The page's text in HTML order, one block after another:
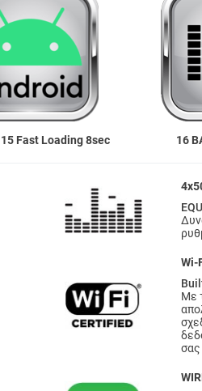
15 Fast Loading 8sec 16
Wi-
Με
σας